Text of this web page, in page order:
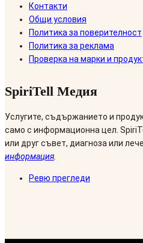
Контакти
Общи условия
Политика за поверителност
Политика за реклама
Проверка на марки и
SpiriTell Медия
Услугите, съдържанието и
само с информационна цел.
или друг съвет, диагноза или
информация
Ревю прегледи